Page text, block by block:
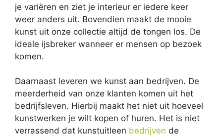
je variëren en ziet je interieur er iedere keer
weer anders uit. Bovendien maakt de mooie
kunst uit onze collectie altijd de tongen los. De
ideale ijsbreker wanneer er mensen op bezoek
komen.
Daarnaast leveren we kunst aan bedrijven. De
meerderheid van onze klanten komen uit het
bedrijfsleven. Hierbij maakt het niet uit hoeveel
kunstwerken je wilt kopen of huren. Het is niet
verrassend dat kunstuitleen bedrijven de